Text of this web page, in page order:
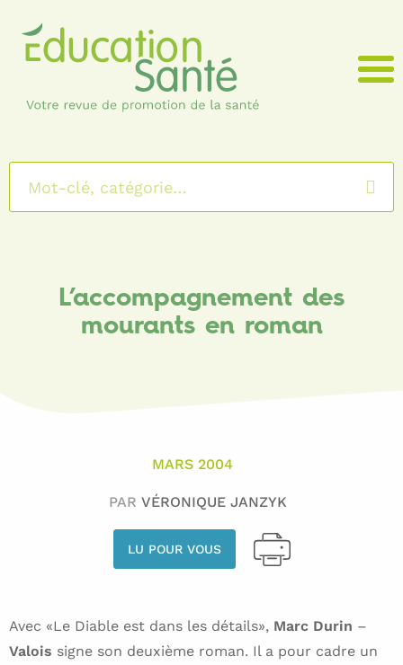
Menu
L’accompagnement des
mourants en roman
MARS 2004
PAR VÉRONIQUE JANZYK
LU POUR VOUS
Avec «Le Diable est dans les détails», Marc Durin –
Valois signe son deuxième roman. Il a pour cadre un